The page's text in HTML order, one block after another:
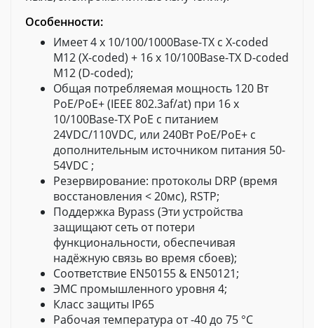
Особенности:
Имеет 4 x 10/100/1000Base-TX c X-coded
M12 (X-coded) + 16 x 10/100Base-TX D-coded
M12 (D-coded);
Общая потребляемая мощность 120 Вт
PoE/PoE+ (IEEE 802.3af/at) при 16 x
10/100Base-TX PoE с питанием
24VDC/110VDC, или 240Вт PoE/PoE+ с
дополнительным источником питания 50-
54VDC ;
Резервирование: протоколы DRP (время
восстановления < 20мс), RSTP;
Поддержка Bypass (Эти устройства
защищают сеть от потери
функциональности, обеспечивая
надёжную связь во время сбоев);
Соответствие EN50155 & EN50121;
ЭМС промышленного уровня 4;
Класс защиты IP65
Рабочая температура от -40 до 75 °С